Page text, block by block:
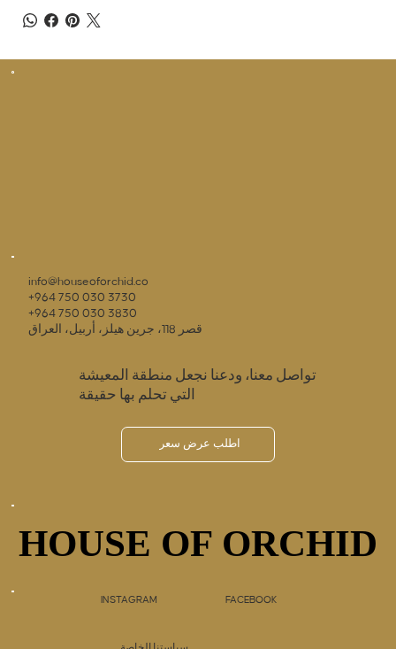
info@houseoforchid.co
+964 750 030 3730
+964 750 030 3830
قصر 118، جرين هيلز، أربيل، العراق
تواصل معنا، ودعنا نجعل منطقة المعيشة
التي تحلم بها حقيقة
اطلب عرض سعر
HOUSE OF ORCHID
HOUSE OF ORCHID
INSTAGRAM FACEBOOK